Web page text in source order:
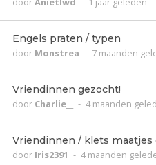
Engels praten / typen
door Monstrea - 7 maanden
Vriendinnen gezocht!
door Charlie__ - 4 maanden
Vriendinnen / klets maatjes
door Iris2391 - 4 maanden